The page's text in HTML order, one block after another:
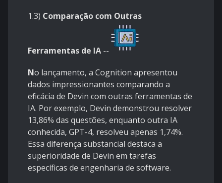
1.3) Comparação com Outras
Ferramentas de IA --
No lançamento, a Cognition apresentou
dados impressionantes comparando a
eficácia de Devin com outras ferramentas de
IA. Por exemplo, Devin demonstrou resolver
13,86% das questões, enquanto outra IA
conhecida, GPT-4, resolveu apenas 1,74%.
Essa diferença substancial destaca a
superioridade de Devin em tarefas
específicas de engenharia de software.